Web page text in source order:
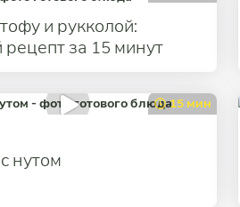
и рукколой:
рецепт за 15 минут
15 мин
нутом